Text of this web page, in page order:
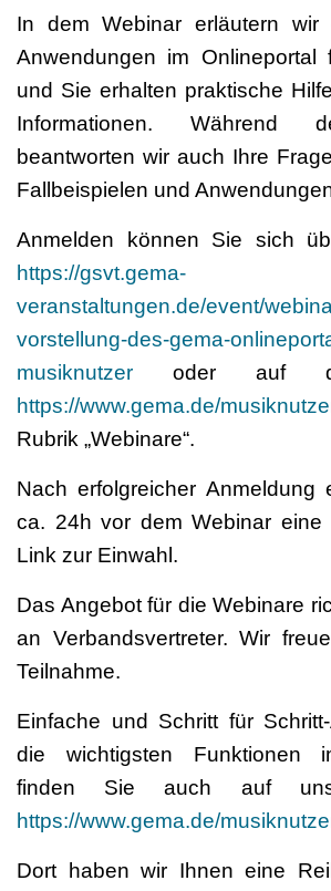
In dem Webinar erläutern wir
Anwendungen im Onlineportal
und Sie erhalten praktische
Informationen. Während
beantworten wir auch Ihre
Fallbeispielen und
Anmelden können Sie sich
https://gsvt.gema-
veranstaltungen.de/event/
vorstellung-des-gema-
musiknutzer oder auf
https://www.gema.de/
Rubrik „Webinare“.
Nacherfolgreicher Anmeldung
ca. 24h vor dem Webinar eine
Link zur Einwahl.
Das Angebot für dieWebinare
an Verbandsvertreter. Wir
Teilnahme.
Einfache und Schritt für
die wichtigsten Funktionen
finden Sie auch auf
https://www.gema.de/
Dort haben wir Ihnen eine